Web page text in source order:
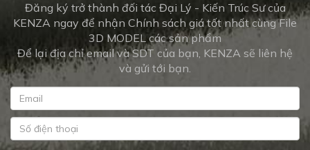
Đăng ký trở thành đối tác Đại Lý - Kiến Trúc Sư của
KENZA ngay để nhận Chính sách giá tốt nhất cùng File
3D MODEL các sản phẩm
Để lại địa chỉ email và SDT của bạn, KENZA sẽ liên hệ
và gửi tới bạn.